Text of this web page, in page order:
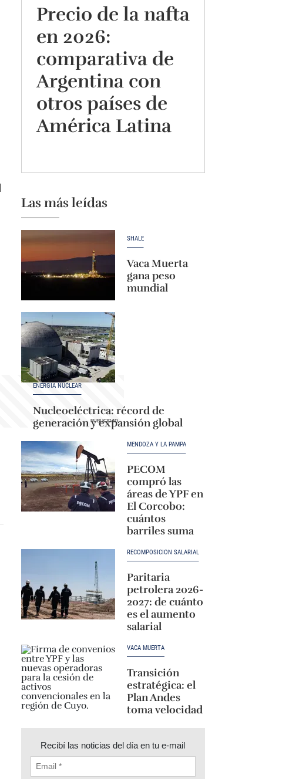
Precio de la nafta
en 2026:
comparativa de
Argentina con
otros países de
América Latina
Las más leídas
SHALE
Vaca Muerta
gana peso
mundial
ENERGÍA NUCLEAR
Nucleoeléctrica: récord de
generación y expansión global
MENDOZA Y LA PAMPA
PECOM
compró las
áreas de YPF en
El Corcobo:
cuántos
barriles suma
RECOMPOSICIÓN SALARIAL
Paritaria
petrolera 2026-
2027: de cuánto
es el aumento
salarial
VACA MUERTA
Transición
estratégica: el
Plan Andes
toma velocidad
Recibí las noticias del día en tu e-mail